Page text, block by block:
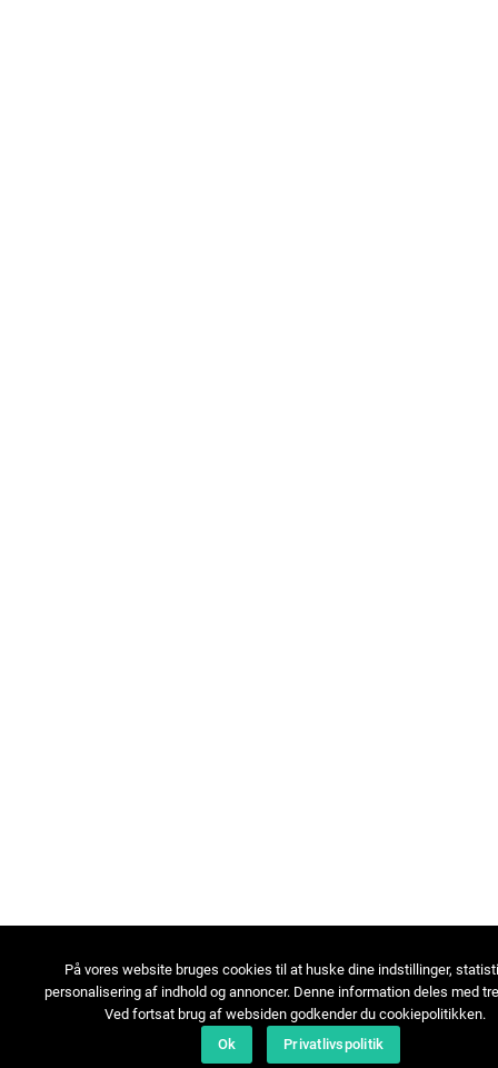
På vores website bruges cookies til at huske dine indstillinger,
personalisering af indhold og annoncer. Denne information deles med
Ved fortsat brug af websiden godkender du cookiepolitikken.
Ok
Privatlivspolitik